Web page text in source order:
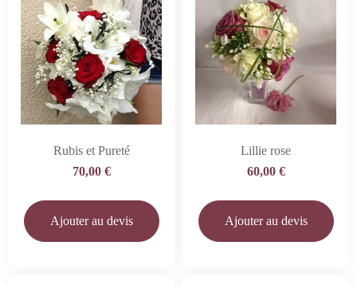
Rubis et Pureté
70,00 €
Ajouter au devis
Lillie rose
60,00 €
Ajouter au devis